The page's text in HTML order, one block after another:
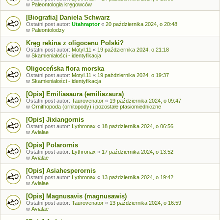
w Paleontologia kręgowców
[Biografia] Daniela Schwarz
Ostatni post autor: Utahraptor« 20 października 2024, o 20:48
w Paleontolodzy
Kręg rekina z oligocenu Polski?
Ostatni post autor: Motyl.11 « 19 października 2024, o 21:18
w Skamieniałości - identyfikacja
Oligoceńska flora morska
Ostatni post autor: Motyl.11 « 19 października 2024, o 19:37
w Skamieniałości - identyfikacja
[Opis] Emiliasaura (emiliazaura)
Ostatni post autor: Taurovenator « 19 października 2024, o 09:47
w Ornithopoda (ornitopody) i pozostałe ptasiomiedniczne
[Opis] Jixiangornis
Ostatni post autor: Lythronax « 18 października 2024, o 06:56
w Avialae
[Opis] Polarornis
Ostatni post autor: Lythronax « 17 października 2024, o 13:52
w Avialae
[Opis] Asiahesperornis
Ostatni post autor: Lythronax « 13 października 2024, o 19:42
w Avialae
[Opis] Magnusavis (magnusawis)
Ostatni post autor: Taurovenator « 13 października 2024, o 16:59
w Avialae